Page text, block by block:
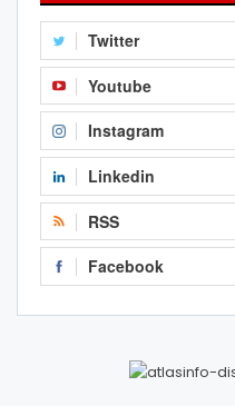
Twitter
Youtube
Instagram
Linkedin
RSS
Facebook